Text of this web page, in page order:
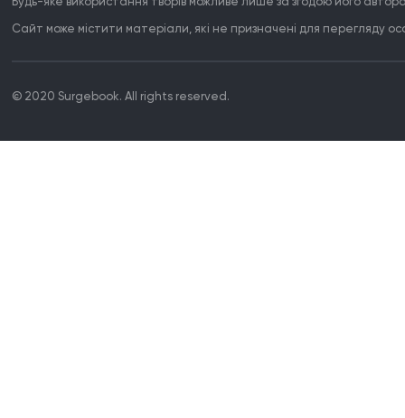
Сайт може містити матеріали, які не призначені для перегляду
© 2020 Surgebook. All rights reserved.